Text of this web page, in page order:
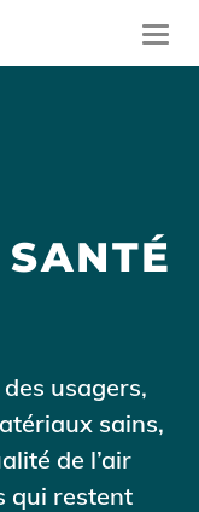
usagers,
sains,
de l’air
qui restent